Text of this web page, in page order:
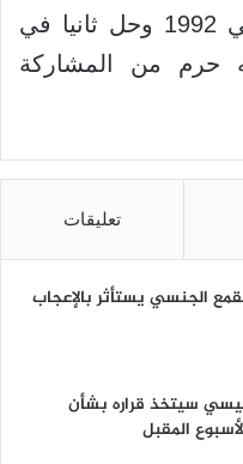
الأرجنتيني التتويج باللقب في 1992 وحل ثانيا في
و2005 لكنه حرم من المشاركة
تعليقات
الجنسي يستأثر بالإعجاب
سيتخذ قراره بشأن
المقبل